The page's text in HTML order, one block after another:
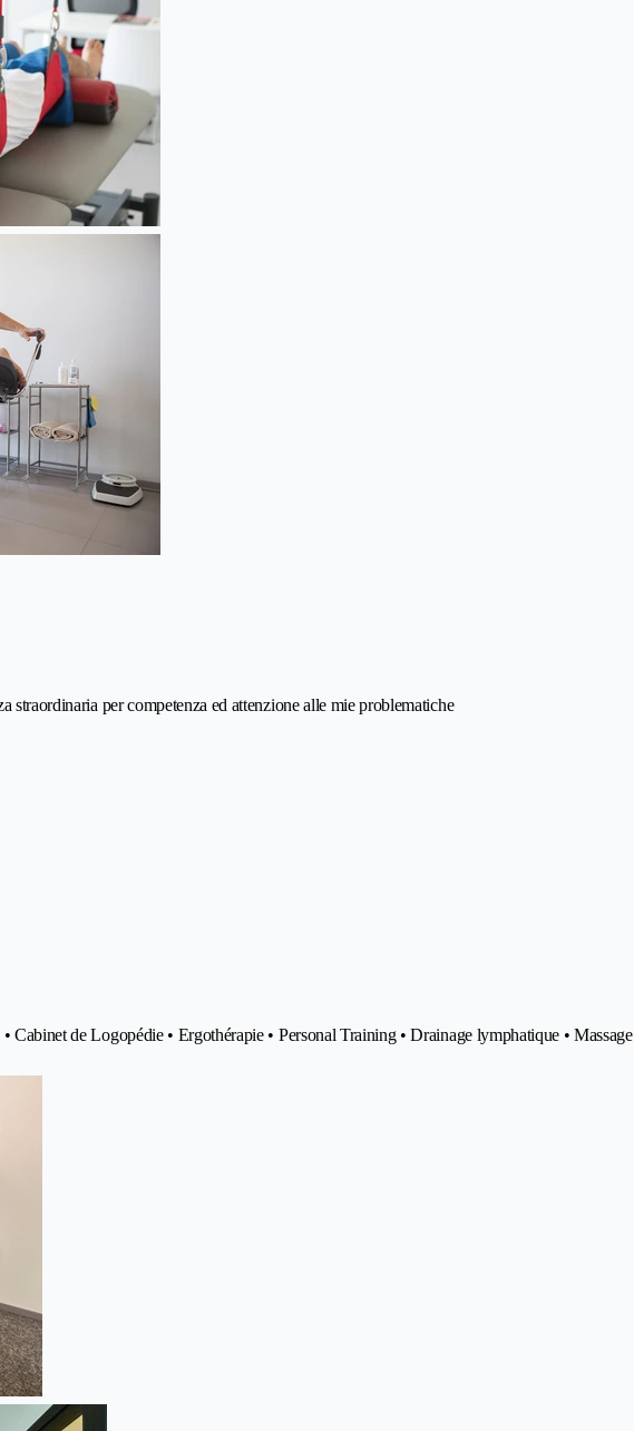
straordinaria per competenza ed attenzione alle mie problematiche
Cabinet de Logopédie • Ergothérapie • Personal Training • Drainage lymphatique • Massage